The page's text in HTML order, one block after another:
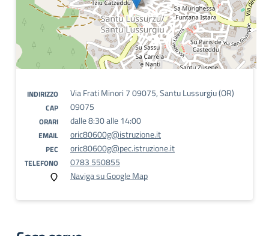
INDIRIZZO Via Frati Minori 7 09075, Santu Lussurgiu (OR)
CAP 09075
ORARI dalle 8:30 alle 14:00
EMAIL oric80600g@istruzione.it
PEC oric80600g@pec.istruzione.it
TELEFONO
0783 550855
Naviga su Google Map